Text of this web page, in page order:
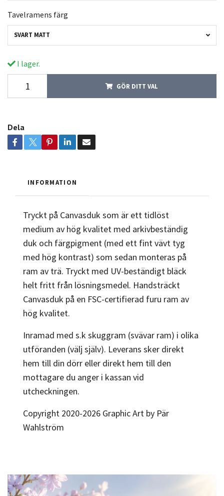
Tavelramens färg
SVART MATT
I lager.
GÖR DITT VAL
Dela
INFORMATION
Tryckt på Canvasduk som är ett tidlöst
medium av hög kvalitet med arkivbeständig
duk och färgpigment (med ett fint vävt tyg
med hög kontrast) som sedan monteras på
ram av trä. Tryckt med UV-beständigt bläck
helt fritt från lösningsmedel. Handsträckt
Canvasduk på en FSC-certifierad furu ram av
hög kvalitet.
Inramad med s.k skuggram (svävar ram) i olika
utföranden (välj själv). Leverans sker direkt
hem till din dörr eller direkt hem till den
mottagare du anger i kassan vid
utcheckningen.
Copyright 2020-2026 Graphic Art by Pär
Wahlström